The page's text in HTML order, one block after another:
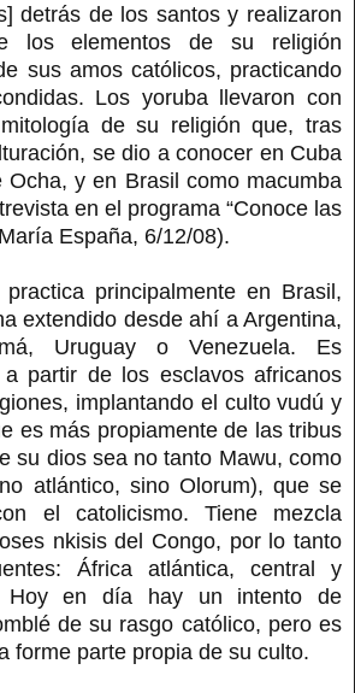
detrás de los santos y realizaron
los elementos de su religión
sus amos católicos, practicando
Los yoruba llevaron con
de su religión que, tras
se dio a conocer en Cuba
Ocha, y en Brasil como macumba
en el programa “Conoce las
España, 6/12/08).
principalmente en Brasil,
extendido desde ahí a Argentina,
Uruguay o Venezuela. Es
partir de los esclavos africanos
implantando el culto vudú y
es más propiamente de las tribus
su dios sea no tanto Mawu, como
atlántico, sino Olorum), que se
el catolicismo. Tiene mezcla
nkisis del Congo, por lo tanto
África atlántica, central y
Hoy en día hay un intento de
de su rasgo católico, pero es
forme parte propia de su culto.